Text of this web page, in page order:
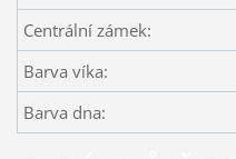
Centrální zámek:
Barva víka:
Barva dna: